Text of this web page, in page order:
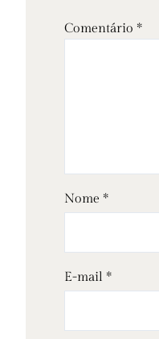
Comentário *
Nome *
E-mail *